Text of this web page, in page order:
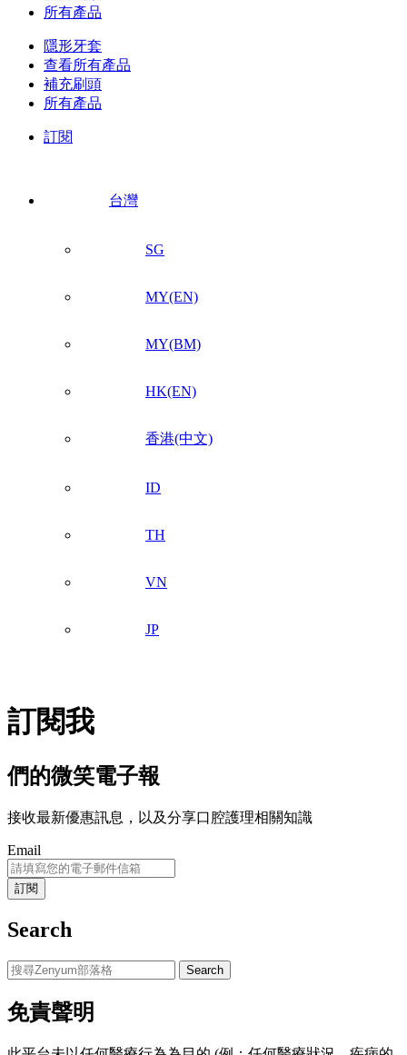
所有產品
隱形牙套
查看所有產品
補充刷頭
所有產品
訂閱
台灣
SG
MY(EN)
MY(BM)
HK(EN)
香港(中文)
ID
TH
VN
JP
訂閱我
們的微笑電子報
接收最新優惠訊息，以及分享口腔護理相關知識
Email
Search
Search
免責聲明